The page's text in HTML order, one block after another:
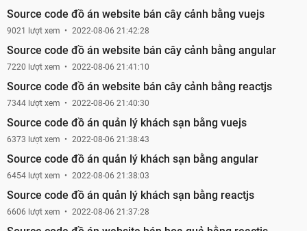
Source code đồ án website bán cây cảnh bằng vuejs
9021 lượt xem 2022-08-06 21:42:28
Source code đồ án website bán cây cảnh bằng angular
7220 lượt xem 2022-08-06 21:41:10
Source code đồ án website bán cây cảnh bằng reactjs
7344 lượt xem 2022-08-06 21:40:30
Source code đồ án quản lý khách sạn bằng vuejs
6373 lượt xem 2022-08-06 21:38:43
Source code đồ án quản lý khách sạn bằng angular
6454 lượt xem 2022-08-06 21:38:03
Source code đồ án quản lý khách sạn bằng reactjs
6606 lượt xem 2022-08-06 21:37:28